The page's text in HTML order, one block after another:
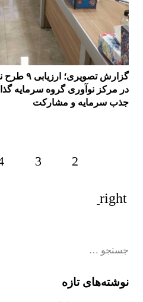
گزارش
در مرکز نوآوری گروه سرمایه
جذب سرمایه و مشارکت
2
3
نوشته‌های تازه